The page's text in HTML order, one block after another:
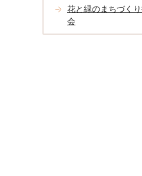
花と緑のまちづく
会